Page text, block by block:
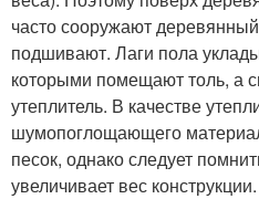
часто сооружают
подшивают. Лаги пола
которыми помещают толь, а
утеплитель. В качестве
шумопоглощающего
песок, однако следует
увеличивает вес конструкции.